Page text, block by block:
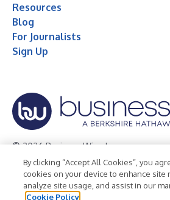
Resources
Blog
For Journalists
Sign Up
© 2026 Business Wire, Inc.
Privacy Policy Cookie Policy
Terms of Use
Legal
By clicking “Accept All Cookies”, you
cookies on your device to enhance site
analyze site usage, and assist in our
Cookie Policy